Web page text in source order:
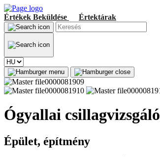
Értékek Beküldése Értektárak
Ógyallai csillagvizsgáló
Épület, építmény